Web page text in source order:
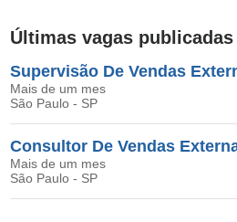
Últimas vagas publicadas
Supervisão De Vendas
Mais de um mes
São Paulo - SP
Mais de um mes
São Paulo - SP